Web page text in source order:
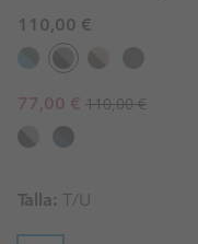
110,00 €
Sale price:
77,00 € Regular price:
110,00 €
Talla: T/U